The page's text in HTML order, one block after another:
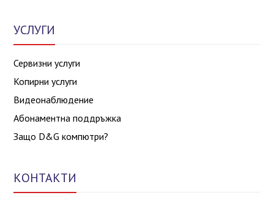
УСЛУГИ
Сервизни услуги
Копирни услуги
Видеонаблюдение
Абонаментна поддръжка
Защо D&G компютри?
КОНТАКТИ